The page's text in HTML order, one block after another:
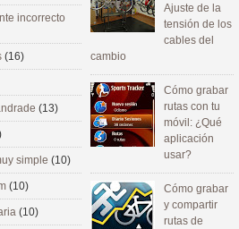
Ajuste de la
tensión de los
cables del
cambio
Cómo grabar
rutas con tu
móvil: ¿Qué
aplicación
usar?
Cómo grabar
y compartir
rutas de
incorrecto
(16)
(13)
simple (10)
(10)
(10)